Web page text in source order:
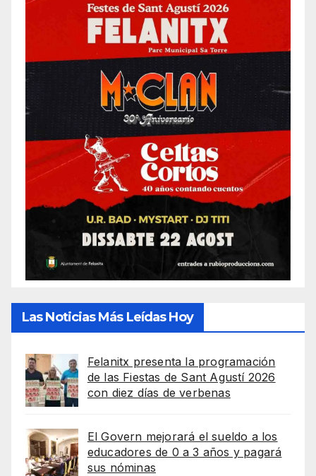
Las Noticias Más Leídas Hoy
Felanitx presenta la programación
de las Fiestas de Sant Agustí 2026
con diez días de verbenas
El Govern mejorará el sueldo a los
educadores de 0 a 3 años y pagará
sus nóminas